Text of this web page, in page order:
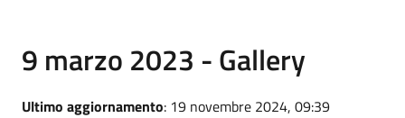
9 marzo 2023 - Gallery
Ultimo aggiornamento: 19 novembre 2024, 09:39